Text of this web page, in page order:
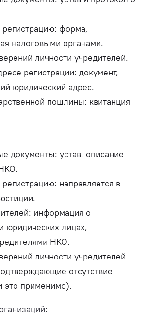
регистрацию: форма,
налоговыми органами.
личности учредителей.
регистрации: документ,
юридический адрес.
пошлины: квитанция
документы: устав, описание
направляется в
информация о
юридических лицах,
НКО.
личности учредителей.
отсутствие
это применимо).
: